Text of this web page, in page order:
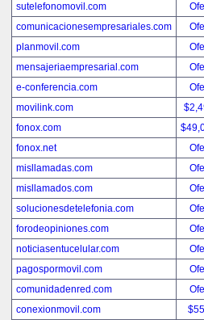
sutelefonomovil.com
comunicacionesempresariales.com
planmovil.com
mensajeriaempresarial.com
e-conferencia.com
movilink.com
fonox.com
fonox.net
misllamadas.com
misllamados.com
solucionesdetelefonia.com
forodeopiniones.com
noticiasentucelular.com
pagospormovil.com
comunidadenred.com
conexionmovil.com